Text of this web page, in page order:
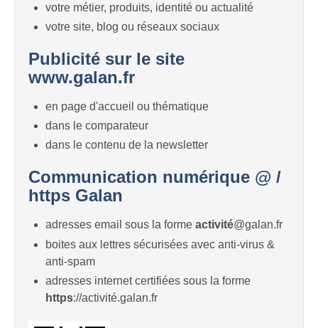
votre métier, produits, identité ou actualité
votre site, blog ou réseaux sociaux
Publicité sur le site
www.galan.fr
en page d'accueil ou thématique
dans le comparateur
dans le contenu de la newsletter
Communication numérique @ /
https Galan
adresses email sous la forme activité@galan.fr
boites aux lettres sécurisées avec anti-virus &
anti-spam
adresses internet certifiées sous la forme
https://activité.galan.fr